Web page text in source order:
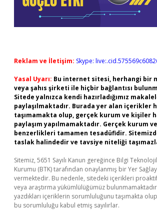
Reklam ve İletişim: Skype:
Yasal Uyarı: Bu internet sitesi, herhangi bir
veya şahıs şirketi ile hiçbir bağlantısı
Sitede yalnızca kendi hazırladığımız
paylaşılmaktadır. Burada yer alan içerikler
taşımamakta olup, gerçek kurum ve kişiler
paylaşım yapılmamaktadır. Gerçek kurum
benzerlikleri tamamen tesadüfidir.
taslak halindedir ve tavsiye niteliği
Sitemiz, 5651 Sayılı Kanun gereğince Bilgi
Kurumu (BTK) tarafından onaylanmış bir Yer
vermektedir. Bu nedenle, sitedeki içerikleri
veya araştırma yükümlülüğümüz
yazdıkları içeriklerin sorumluluğunu taşımakta
bu sorumluluğu kabul etmiş sayılırlar.